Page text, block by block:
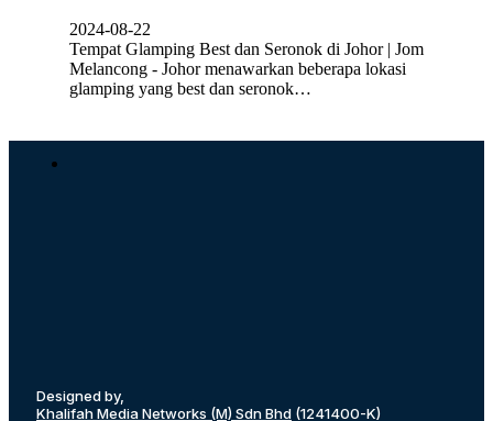
2024-08-22
Tempat Glamping Best dan Seronok di Johor | Jom
Melancong - Johor menawarkan beberapa lokasi
glamping yang best dan seronok…
Designed by,
Khalifah Media Networks (M) Sdn Bhd (1241400-K)